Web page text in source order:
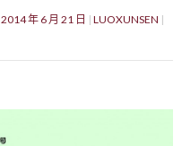
2014 年 6 月 21 日
LUOXUNSEN